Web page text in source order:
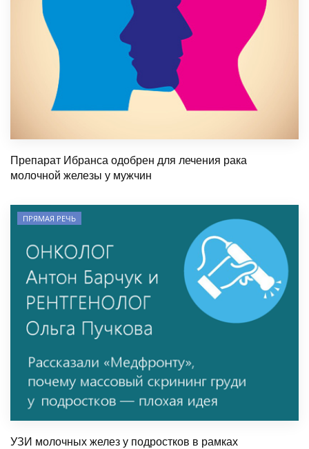
Препарат Ибранса одобрен для лечения рака
молочной железы у мужчин
ПРЯМАЯ РЕЧЬ
УЗИ молочных желез у подростков в рамках